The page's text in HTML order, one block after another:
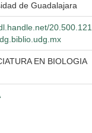
de Guadalajara
EN BIOLOGIA